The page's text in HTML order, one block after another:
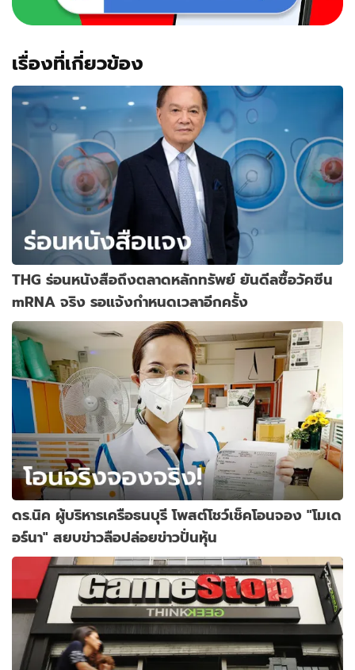
เรื่องที่เกี่ยวข้อง
THG ร่อนหนังสือถึงตลาดหลักทรัพย์ ยันดีลซื้อวัคซีน
mRNA จริง รอแจ้งกำหนดเวลาอีกครั้ง
ดร.นิค ผู้บริหารเครือธนบุรี โพสต์โชว์เช็คโอนจอง "โมเด
อร์นา" สยบข่าวลือปล่อยข่าวปั่นหุ้น